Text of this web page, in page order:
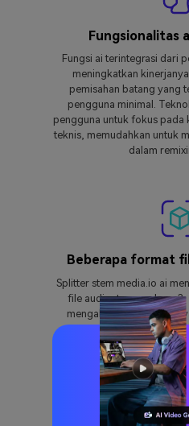
Fungsionalitas
Fungsi ai terintegrasi dari
meningkatkan
pemisahan batang yang
pengguna minimal.
pengguna untuk fokus pada
teknis, memudahkan untuk
dalam
Beberapa format
Splitter stem media.io ai
file audio, termasuk mp3,
mengakomodasi format
memberikan
menyederhanakan
membuatPengeditan